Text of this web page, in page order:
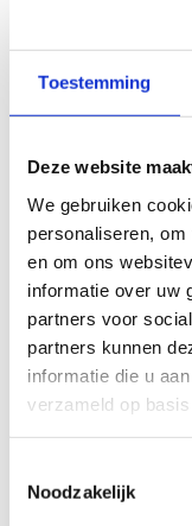
Toestemming
Deze website
We gebruiken
personaliseren,
en om ons
informatie over uw
partners voor
partners kunnen
informatie die u
verzameld op
Noodzakelijk
Daarnaast
Club -
Jouw